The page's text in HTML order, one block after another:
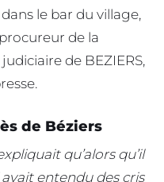
le bar du village,
de la
de BEZIERS,
de Béziers
qu’alors qu’il
entendu des cris